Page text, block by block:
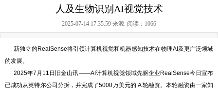
人及生物识别AI视觉技术
2025-07-14 17:35:59 来源: 阅读：1066
新独立的RealSense将引领计算机视觉和机器感知技术在物理AI及更广泛领域
的发展。
2025年7月11日旧金山讯——AI计算机视觉领域先驱企业RealSense今日宣布
已成功从英特尔公司分拆，并完成了5000万美元的 A 轮融资。本轮融资由一家知